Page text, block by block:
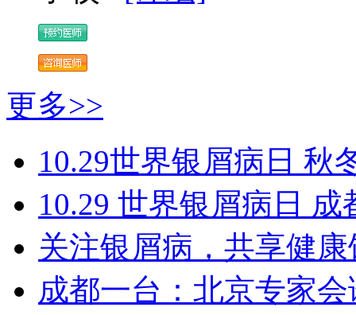
更多>>
10.29世界银屑病日 秋
10.29 世界银屑病日
关注银屑病，共享健
成都一台：北京专家